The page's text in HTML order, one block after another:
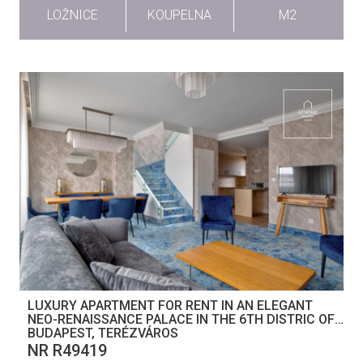
LOŽNICE
KOUPELNA
M2
LUXURY APARTMENT FOR RENT IN AN ELEGANT
NEO-RENAISSANCE PALACE IN THE 6TH DISTRIC OF
BUDAPEST, TERÉZVÁROS
NR R49419